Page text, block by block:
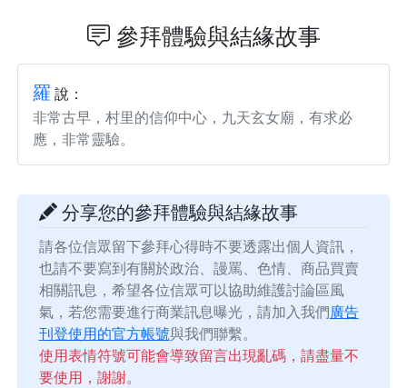
參拜體驗與結緣故事
羅 說：
非常古早，村里的信仰中心，九天玄女廟，有求必
應，非常靈驗。
分享您的參拜體驗與結緣故事
請各位信眾留下參拜心得時不要透露出個人資訊，
也請不要寫到有關於政治、謾罵、色情、商品買賣
相關訊息，希望各位信眾可以協助維護討論區風
氣，若您需要進行商業訊息曝光，請加入我們廣告
刊登使用的官方帳號與我們聯繫。
使用表情符號可能會導致留言出現亂碼，請盡量不
要使用，謝謝。